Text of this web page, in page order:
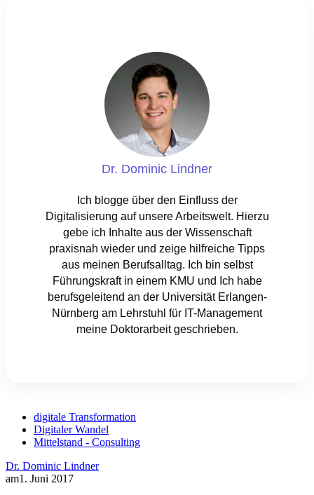
Dr. Dominic Lindner
Ich blogge über den Einfluss der
Digitalisierung auf unsere Arbeitswelt. Hierzu
gebe ich Inhalte aus der Wissenschaft
praxisnah wieder und zeige hilfreiche Tipps
aus meinen Berufsalltag. Ich bin selbst
Führungskraft in einem KMU und Ich habe
berufsgeleitend an der Universität Erlangen-
Nürnberg am Lehrstuhl für IT-Management
meine Doktorarbeit geschrieben.
digitale Transformation
Digitaler Wandel
Mittelstand - Consulting
Dr. Dominic Lindner
am1. Juni 2017